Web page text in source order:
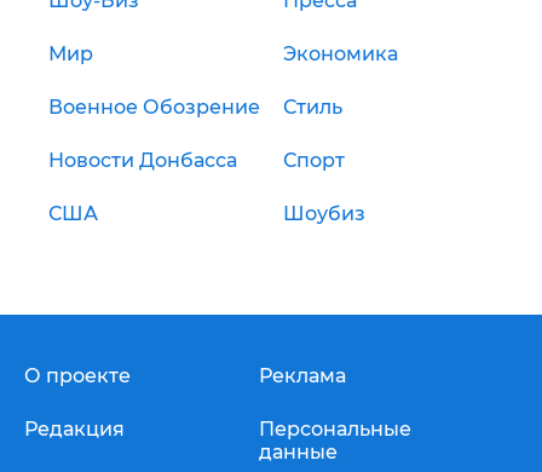
Мир Экономика
Военное Обозрение Стиль
Новости Донбасса Спорт
США Шоубиз
О проекте
Редакция
Реклама
Персональные
данные